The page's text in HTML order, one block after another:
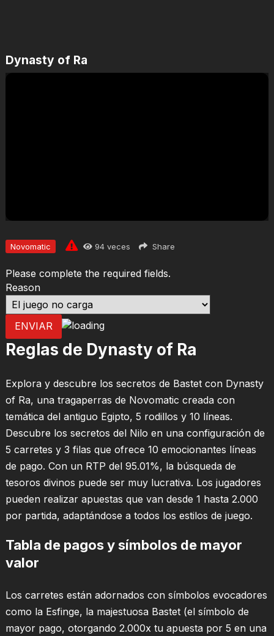
Dynasty of Ra
Novomatic 94veces Share
Please complete the required fields.
Reason
ENVIAR
Reglas de Dynasty of Ra
Explora y descubre los secretos de Bastet con Dynasty
of Ra, una tragaperras de Novomatic creada con
temática del antiguo Egipto, 5 rodillos y 10 líneas.
Descubre los secretos del Nilo en una configuración de
5 carretes y 3 filas que ofrece 10 emocionantes líneas
de pago. Con un RTP del 95.01%, la búsqueda de
tesoros divinos puede ser muy lucrativa. Los jugadores
pueden realizar apuestas que van desde 1 hasta 2.000
por partida, adaptándose a todos los estilos de juego.
Tabla de pagos y símbolos de mayor
valor
Los carretes están adornados con símbolos evocadores
como la Esfinge, la majestuosa Bastet (el símbolo de
mayor pago, otorgando 2.000x tu apuesta por 5 en una